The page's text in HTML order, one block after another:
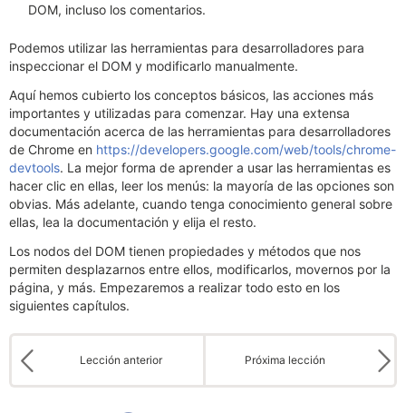
DOM, incluso los comentarios.
Podemos utilizar las herramientas para desarrolladores para
inspeccionar el DOM y modificarlo manualmente.
Aquí hemos cubierto los conceptos básicos, las acciones más
importantes y utilizadas para comenzar. Hay una extensa
documentación acerca de las herramientas para desarrolladores
de Chrome en https://developers.google.com/web/tools/chrome-
devtools. La mejor forma de aprender a usar las herramientas es
hacer clic en ellas, leer los menús: la mayoría de las opciones son
obvias. Más adelante, cuando tenga conocimiento general sobre
ellas, lea la documentación y elija el resto.
Los nodos del DOM tienen propiedades y métodos que nos
permiten desplazarnos entre ellos, modificarlos, movernos por la
página, y más. Empezaremos a realizar todo esto en los
siguientes capítulos.
Lección anterior Próxima lección